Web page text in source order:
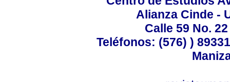
Alianza Cinde -
Calle 59 No.
Teléfonos: (576) )